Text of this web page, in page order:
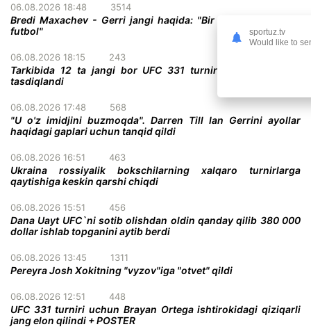
06.08.2026 18:48 3514
Bredi Maxachev - Gerri jangi haqida: "Bir darvoza oldidagi
futbol"
06.08.2026 18:15 243
Tarkibida 12 ta jangi bor UFC 331 turnirining to'liq kardi
tasdiqlandi
06.08.2026 17:48 568
"U o'z imidjini buzmoqda". Darren Till Ian Gerrini ayollar
haqidagi gaplari uchun tanqid qildi
06.08.2026 16:51 463
Ukraina rossiyalik bokschilarning xalqaro turnirlarga
qaytishiga keskin qarshi chiqdi
06.08.2026 15:51 456
Dana Uayt UFC`ni sotib olishdan oldin qanday qilib 380 000
dollar ishlab topganini aytib berdi
06.08.2026 13:45 1311
Pereyra Josh Xokitning "vyzov"iga "otvet" qildi
06.08.2026 12:51 448
UFC 331 turniri uchun Brayan Ortega ishtirokidagi qiziqarli
jang elon qilindi + POSTER
sportuz.tv
Would like to